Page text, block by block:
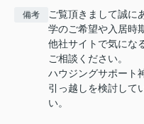
備考
ご覧頂きまして誠に
学のご希望や入居時
他社サイトで気にな
ご相談ください。
ハウジングサポート
引っ越しを検討して
い。